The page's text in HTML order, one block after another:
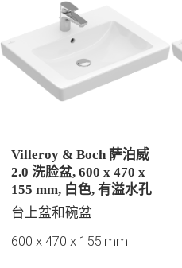
Villeroy & Boch 萨泊威
2.0 洗脸盆, 600 x 470 x
155 mm, 白色, 有溢水孔
台上盆和碗盆
600 x 470 x 155 mm